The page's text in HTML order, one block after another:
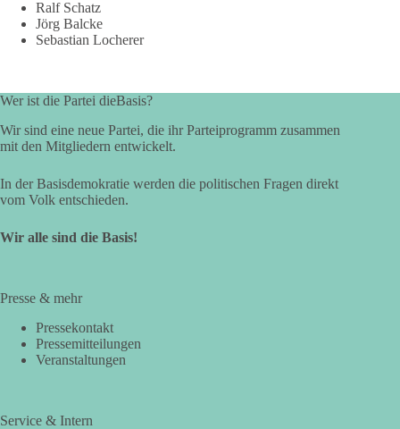
Ralf Schatz
Jörg Balcke
Sebastian Locherer
Wer ist die Partei dieBasis?
Wir sind eine neue Partei, die ihr Parteiprogramm zusammen
mit den Mitgliedern entwickelt.
In der Basisdemokratie werden die politischen Fragen direkt
vom Volk entschieden.
Wir alle sind die Basis!
Presse & mehr
Pressekontakt
Pressemitteilungen
Veranstaltungen
Service & Intern